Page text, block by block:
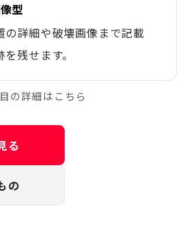
型
の詳細や破壊画像まで記載
残せます。
の詳細はこちら
る
の